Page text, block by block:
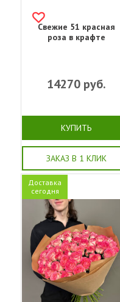
Свежие 51 красная
роза в крафте
14270руб.
КУПИТЬ
ЗАКАЗ В 1 КЛИК
Доставка
сегодня